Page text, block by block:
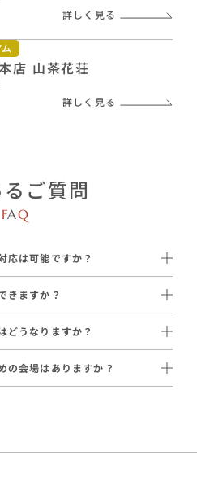
詳しく見る
店 山茶花荘
詳しく見る
ご質問
FAQ
応は可能ですか？
外のメニュー」
きますか？
どうなりますか？
、ハイヤーや送迎バスのご手配も
の会場はありますか？
円〜（税込）